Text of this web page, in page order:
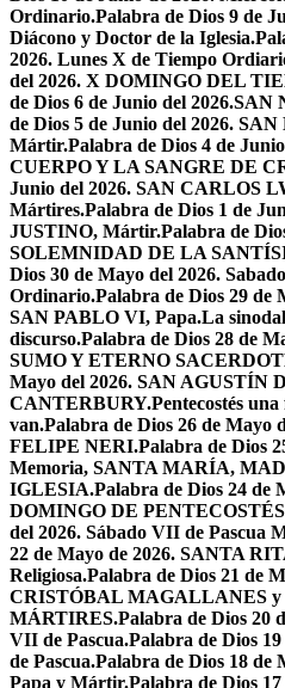
Ordinario.Palabra de Dios 9 de
Diácono y Doctor de la Iglesia.
2026. Lunes X de Tiempo
del 2026. X DOMINGO DEL
de Dios 6 de Junio del
de Dios 5 de Junio del 2026.
Mártir.Palabra de Dios 4 de
CUERPO Y LA SANGRE DE
Junio del 2026. SAN CARLOS
Mártires.Palabra de Dios 1 de
JUSTINO, Mártir.Palabra de
SOLEMNIDAD DE LA
Dios 30 de Mayo del 2026.
Ordinario.Palabra de Dios 29 de
SAN PABLO VI, Papa.La
discurso.Palabra de Dios 28 de
SUMO Y ETERNO
Mayo del 2026. SAN AGUSTÍN
CANTERBURY.Pentecostés
van.Palabra de Dios 26 de Mayo
FELIPE NERI.Palabra de Dios
Memoria, SANTA MARÍA,
IGLESIA.Palabra de Dios 24 de
DOMINGO DE
del 2026. Sábado VII de Pascua
22 de Mayo de 2026. SANTA
Religiosa.Palabra de Dios 21 de
CRISTÓBAL MAGALLANES y
MÁRTIRES.Palabra de Dios 20
VII de Pascua.Palabra de Dios
de Pascua.Palabra de Dios 18 de
Papa y Mártir.Palabra de Dios